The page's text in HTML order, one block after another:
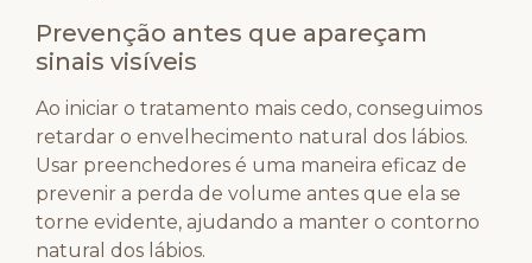
Prevenção antes que apareçam
sinais visíveis
Ao iniciar o tratamento mais cedo, conseguimos
retardar o envelhecimento natural dos lábios.
Usar preenchedores é uma maneira eficaz de
prevenir a perda de volume antes que ela se
torne evidente, ajudando a manter o contorno
natural dos lábios.